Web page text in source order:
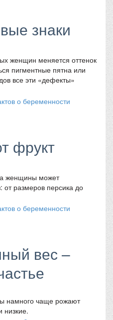
знаки
женщин меняется оттенок
пигментные пятна или
все эти «дефекты»
фрукт
женщины может
от размеров персика до
вес –
намного чаще рожают
низкие.